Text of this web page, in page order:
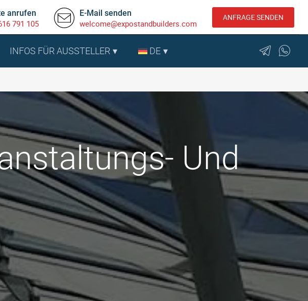
anrufen
791 105
E-Mail senden
welcome@expostandbuilders.com
ANFRAGE SENDEN
INFOS FÜR AUSSTELLER DE
Und